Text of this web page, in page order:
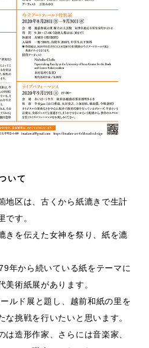
いて
地区は、古くから紙漉きで生計
です。
きを伝えた女神を祭り、紙を漉
年から続いている紙をテーマに
美術紙展があります。
ルド展と題し、越前和紙の里を
な挑戦を行いたいと思います。
は造形作家、さらには音楽家、